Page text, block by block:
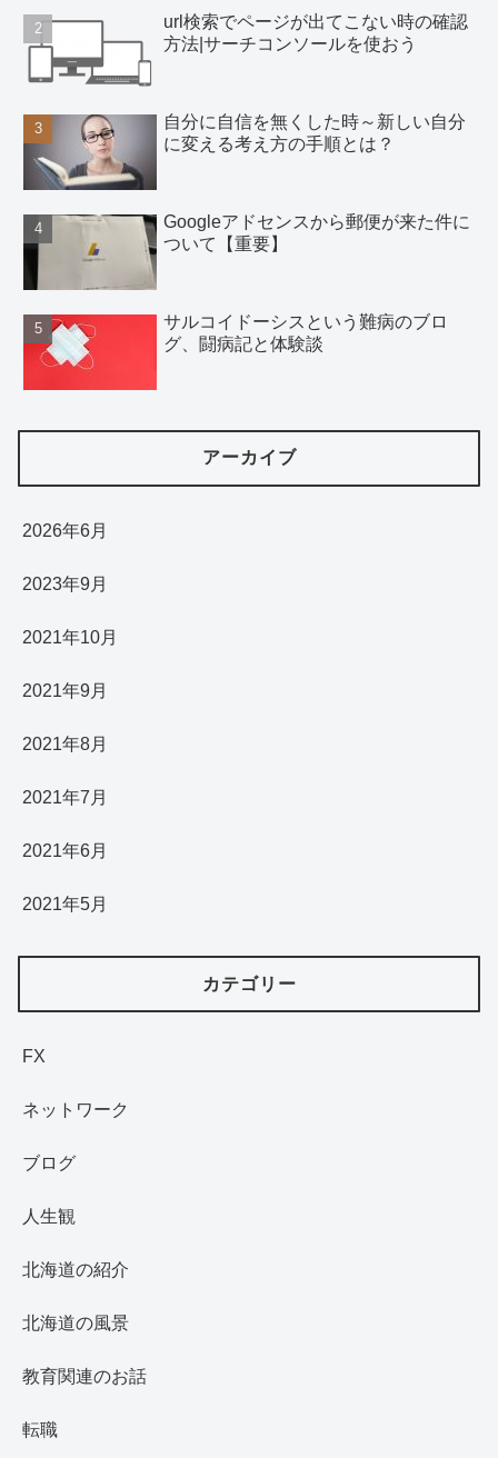
url検索でページが出てこない時の確認
方法|サーチコンソールを使おう
自分に自信を無くした時～新しい自分
に変える考え方の手順とは？
Googleアドセンスから郵便が来た件に
ついて【重要】
サルコイドーシスという難病のブロ
グ、闘病記と体験談
アーカイブ
2026年6月
2023年9月
2021年10月
2021年9月
2021年8月
2021年7月
2021年6月
2021年5月
カテゴリー
FX
ネットワーク
ブログ
人生観
北海道の紹介
北海道の風景
教育関連のお話
転職